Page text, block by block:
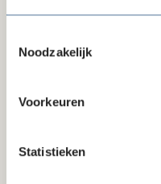
Noodzakelijk
Voorkeuren
Statistieken